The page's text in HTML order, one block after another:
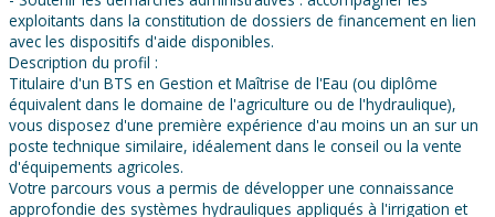
exploitants dans la constitution de dossiers de financement en lien
avec les dispositifs d'aide disponibles.
Description du profil :
Titulaire d'un BTS en Gestion et Maîtrise de l'Eau (ou diplôme
équivalent dans le domaine de l'agriculture ou de l'hydraulique),
vous disposez d'une première expérience d'au moins un an sur un
poste technique similaire, idéalement dans le conseil ou la vente
d'équipements agricoles.
Votre parcours vous a permis de développer une connaissance
approfondie des systèmes hydrauliques appliqués à l'irrigation et